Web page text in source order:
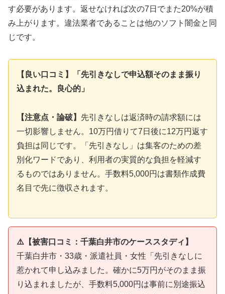
す必要があります。返せなければ次の7日でまた20%が積
み上がります。違法業者であることは他のソフト闇金と同
じです。
【良い口コミ】「先引きなしで申込額そのまま振り
込まれた。良心的」
【注意点・論破】 先引きなしは返済時の請求額には
一切影響しません。10万円借りて7日後に12万円返す
負担は同じです。「先引きなし」は集客のための差
別化ワードであり、利用者の実質的な負担を軽減す
るものではありません。手数料5,000円は書類作成費
名目で先に徴収されます。
⚠️【被害口コミ：千葉白井市のケーススタディ】
千葉白井市・33歳・派遣社員・女性「先引きなしに
惹かれて申し込みました。確かに5万円がそのまま振
り込まれましたが、手数料5,000円は事前に別途振込